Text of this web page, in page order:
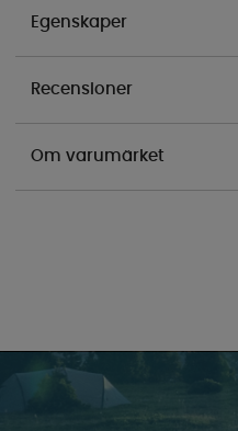
Egenskaper
Recensioner
Om varumärket